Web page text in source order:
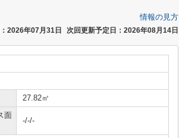
情報の見方
2026年07月31日 次回更新予定日：2026年08月14日
27.82㎡
面
-/-/-